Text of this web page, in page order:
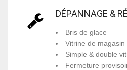
DÉPANNAGE &
Bris de glace
Vitrine de magasin
Simple & double
Fermeture